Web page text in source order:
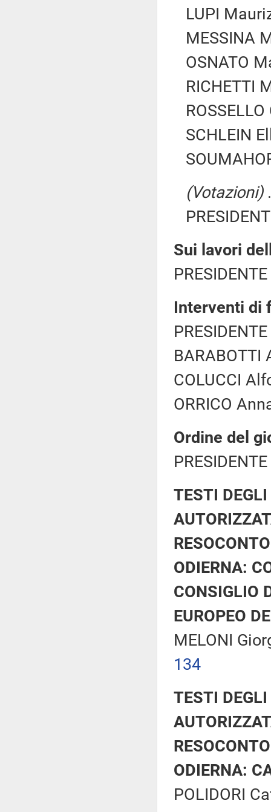
LUPI
MESSINA
OSNATO
RICHETTI
SCHLEIN
(Votazioni)
Sui lavori
Interventi di
BARABOTTI
COLUCCI
ORRICO
Ordine del
TESTI
ODIERNA:
CONSIGLIO
EUROPEO
MELONI
134
TESTI
ODIERNA:
POLIDORI